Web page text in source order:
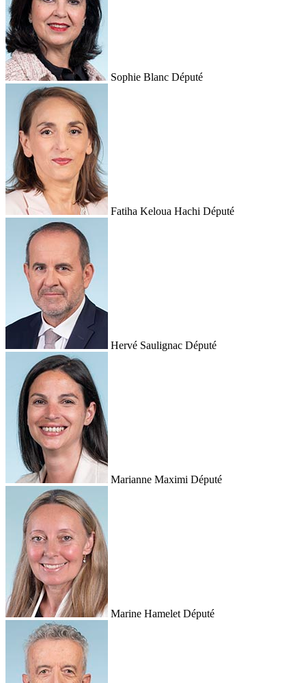
Sophie Blanc Député
Fatiha Keloua Hachi Député
Hervé Saulignac Député
Marianne Maximi Député
Marine Hamelet Député